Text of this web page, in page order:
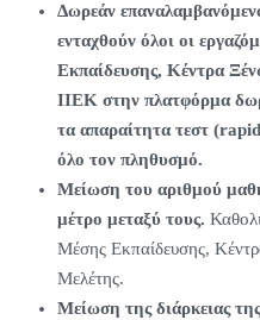
Δωρεάν
ενταχθούν όλοι οι
Εκπαίδευσης, Κέντρα
ΙΙΕΚ στην πλατφόρμα
τα απαραίτητα τεστ (rapid
όλο τον πληθυσμό.
Μείωση του αριθμού
μέτρο μεταξύ τους.
Μέσης Εκπαίδευσης,
Μελέτης.
Μείωση της διάρκειας